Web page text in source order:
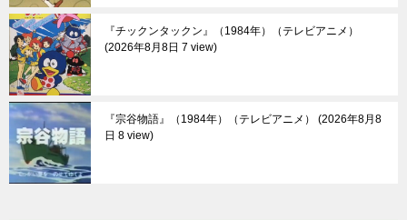
『チックンタックン』（1984年）（テレビアニメ）
2026年8月8日 7 view
『宗谷物語』（1984年）（テレビアニメ）
2026年8月8
日 8 view